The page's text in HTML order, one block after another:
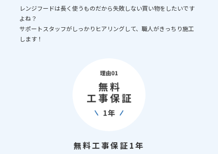
レンジフードは長く使うものだから失敗しない買い物をしたいです
よね？
サポートスタッフがしっかりヒアリングして、職人がきっちり施工
します！
無料工事保証1年